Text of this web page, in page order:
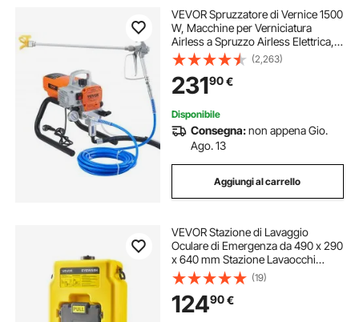
VEVOR Spruzzatore di Vernice 1500
W, Macchine per Verniciatura
Airless a Spruzzo Airless Elettrica,
Macchina a Spruzzo per Vernice
con Tubo Flessibile, per Casa Navi
Strutture Metalliche Industriali
(2,263)
23190€
Disponibile
Consegna:non appena Gio.
Ago. 13
Aggiungi al carrello
VEVOR Stazione di Lavaggio
Oculare di Emergenza da 490 x 290
x 640 mm Stazione Lavaocchi
Portatile con 2 Spruzzi,
Installazione Semplificata, per
Scuole, Laboratori, Fabbriche,
Giallo
(19)
12490€